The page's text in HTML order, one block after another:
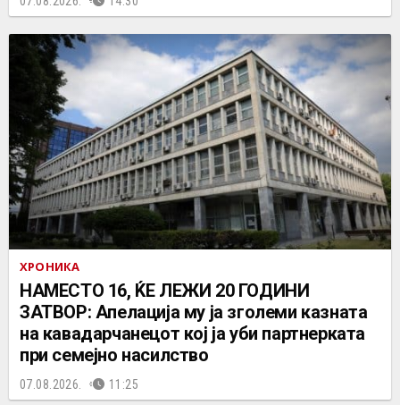
ХРОНИКА
НАМЕСТО 16, ЌЕ ЛЕЖИ 20 ГОДИНИ
ЗАТВОР: Апелација му ја зголеми казната
на кавадарчанецот кој ја уби партнерката
при семејно насилство
07.08.2026. 11:25